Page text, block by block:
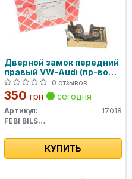
на упаковку:
в то время как
знаков может
Дверной замок передний
правый VW-Audi (пр-во
Febi)
0 отзывов
350 грн сегодня
Артикул:
17018
FEBI BILSTEIN
КУПИТЬ